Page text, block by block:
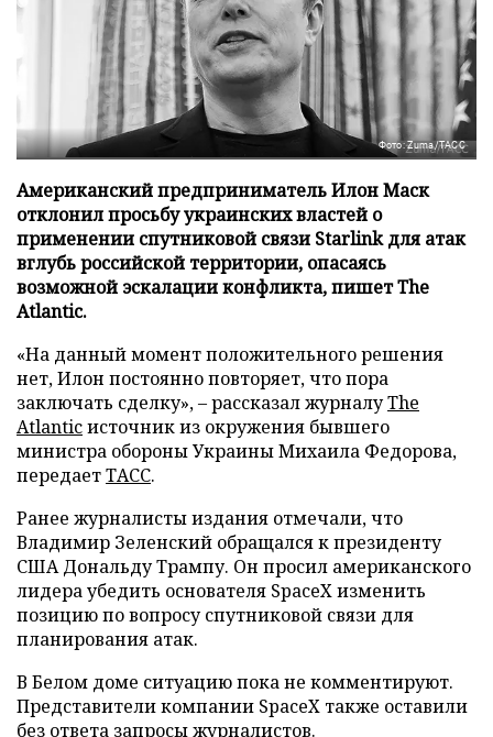
Фото: Zuma/ТАСС
Американский предприниматель Илон Маск
отклонил просьбу украинских властей о
применении спутниковой связи Starlink для атак
вглубь российской территории, опасаясь
возможной эскалации конфликта, пишет The
Atlantic.
«На данный момент положительного решения
нет, Илон постоянно повторяет, что пора
заключать сделку», – рассказал журналуThe
Atlanticисточник из окружения бывшего
министра обороны Украины Михаила Федорова,
передаетТАСС.
Ранее журналисты издания отмечали, что
Владимир Зеленский обращался к президенту
США Дональду Трампу. Он просил американского
лидера убедить основателя SpaceX изменить
позицию по вопросу спутниковой связи для
планирования атак.
В Белом доме ситуацию пока не комментируют.
Представители компании SpaceX также оставили
без ответа запросы журналистов.